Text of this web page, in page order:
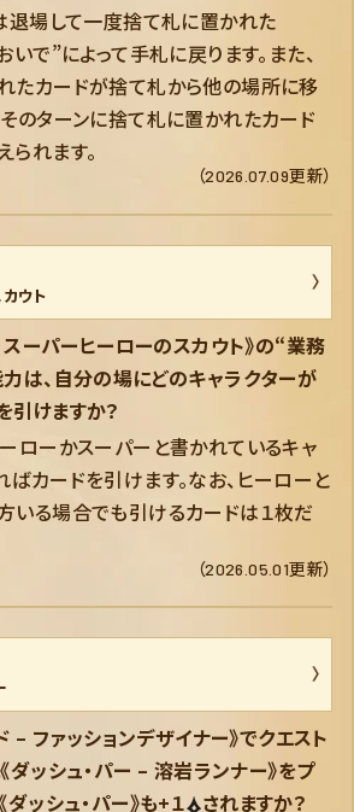
は退場して一度捨て札に置かれた
いで”によって手札に戻ります。また、
たカードが捨て札から他の場所に移
そのターンに捨て札に置かれたカード
れます。
（2026.07.09更新）
ウト
スーパーヒーローのスカウト》の“業務
は、自分の場にどのキャラクターが
引けますか？
ーローかスーパーと書かれているキャ
ばカードを引けます。なお、ヒーローと
いる場合でも引けるカードは１枚だ
（2026.05.01更新）
– ファッションデザイナー》でクエスト
ダッシュ・パー – 溶岩ランナー》をプ
ダッシュ・パー》も+１
されますか？